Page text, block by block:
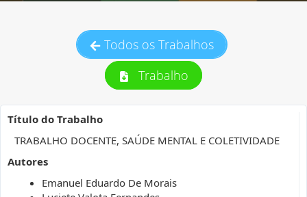
Todos os Trabalhos
Trabalho
Título do Trabalho
TRABALHO DOCENTE, SAÚDE MENTAL E COLETIVIDADE
Autores
Emanuel Eduardo De Morais